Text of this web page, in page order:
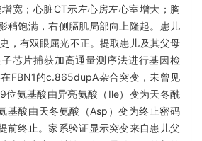
宽；心脏CT示左心房左心室增大；胸
稍饱满，右侧膈肌局部向上隆起。患儿
，有双眼屈光不正。提取患儿及其父母
芯片捕获加高通量测序法进行基因检
FBN1的c.865dupA杂合突变，未曾见
位氨基酸由异亮氨酸（Ile）变为天冬酰
基酸由天冬氨酸（Asp）变为终止密码
前终止。家系验证显示突变来自患儿父